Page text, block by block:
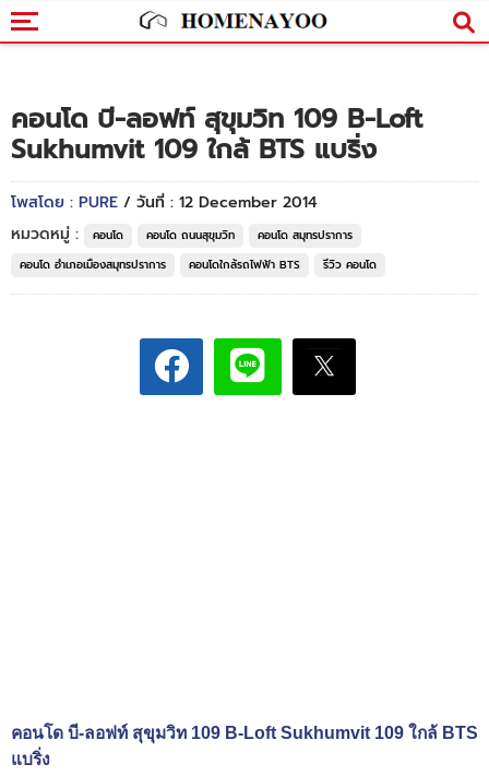
คอนโด บี-ลอฟท์ สุขุมวิท 109 B-Loft
Sukhumvit 109 ใกล้ BTS แบริ่ง
โพสโดย : PURE / วันที่ : 12 December 2014
หมวดหมู่ :
คอนโด คอนโด ถนนสุขุมวิท
คอนโด สมุทรปราการ
คอนโด อำเภอเมืองสมุทรปราการ
คอนโดใกล้รถไฟฟ้า BTS รีวิว คอนโด
คอนโด บี-ลอฟท์ สุขุมวิท 109 B-Loft Sukhumvit 109 ใกล้ BTS
แบริ่ง